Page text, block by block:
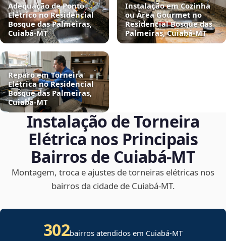
Adequação de Ponto
Elétrico no Residencial
Bosque das Palmeiras,
Cuiabá‑MT
Instalação em Cozinha
ou Área Gourmet no
Residencial Bosque das
Palmeiras, Cuiabá‑MT
Reparo em Torneira
Elétrica no Residencial
Bosque das Palmeiras,
Cuiabá‑MT
Instalação de Torneira
Elétrica nos Principais
Bairros de Cuiabá‑MT
Montagem, troca e ajustes de torneiras elétricas nos
bairros da cidade de Cuiabá‑MT.
302bairros atendidos em Cuiabá-MT